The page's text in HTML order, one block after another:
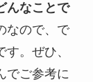
んなことで
なので、で
。ぜひ、
でご参考に